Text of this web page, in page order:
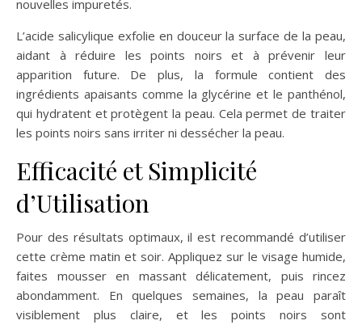
nouvelles impuretés.
L’acide salicylique exfolie en douceur la surface de la peau,
aidant à réduire les points noirs et à prévenir leur
apparition future. De plus, la formule contient des
ingrédients apaisants comme la glycérine et le panthénol,
qui hydratent et protègent la peau. Cela permet de traiter
les points noirs sans irriter ni dessécher la peau.
Efficacité et Simplicité
d’Utilisation
Pour des résultats optimaux, il est recommandé d’utiliser
cette crème matin et soir. Appliquez sur le visage humide,
faites mousser en massant délicatement, puis rincez
abondamment. En quelques semaines, la peau paraît
visiblement plus claire, et les points noirs sont